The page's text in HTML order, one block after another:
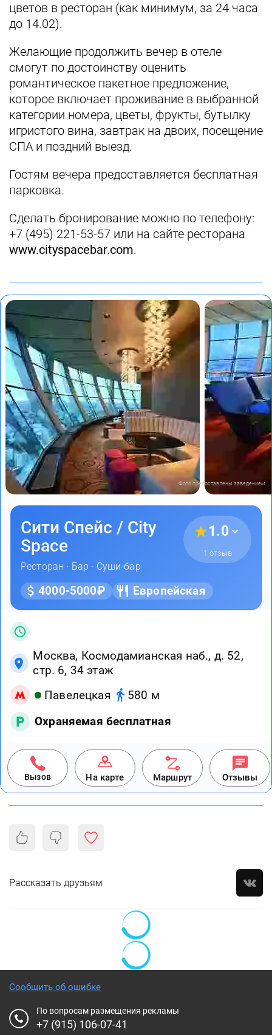
цветов в ресторан (как минимум, за 24 часа
до 14.02).
Желающие продолжить вечер в отеле
смогут по достоинству оценить
романтическое пакетное предложение,
которое включает проживание в выбранной
категории номера, цветы, фрукты, бутылку
игристого вина, завтрак на двоих, посещение
СПА и поздний выезд.
Гостям вечера предоставляется бесплатная
парковка.
Сделать бронирование можно по телефону:
+7 (495) 221-53-57 или на сайте ресторана
www.cityspacebar.com.
Фото предоставлены заведением
Сити Спейс / City
Space
Ресторан · Бар · Суши-бар
1.0
1 отзыв
4000-5000₽ Европейская
Москва, Космодамианская наб., д. 52,
стр. 6, 34 этаж
Павелецкая
580 м
Охраняемая бесплатная
Вызов На карте Маршрут Отзывы
Рассказать друзьям
Сообщить об ошибке
По вопросам размещения рекламы
+7 (915) 106-07-41